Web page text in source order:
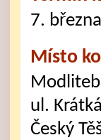
7.
Místo
ul.
Český